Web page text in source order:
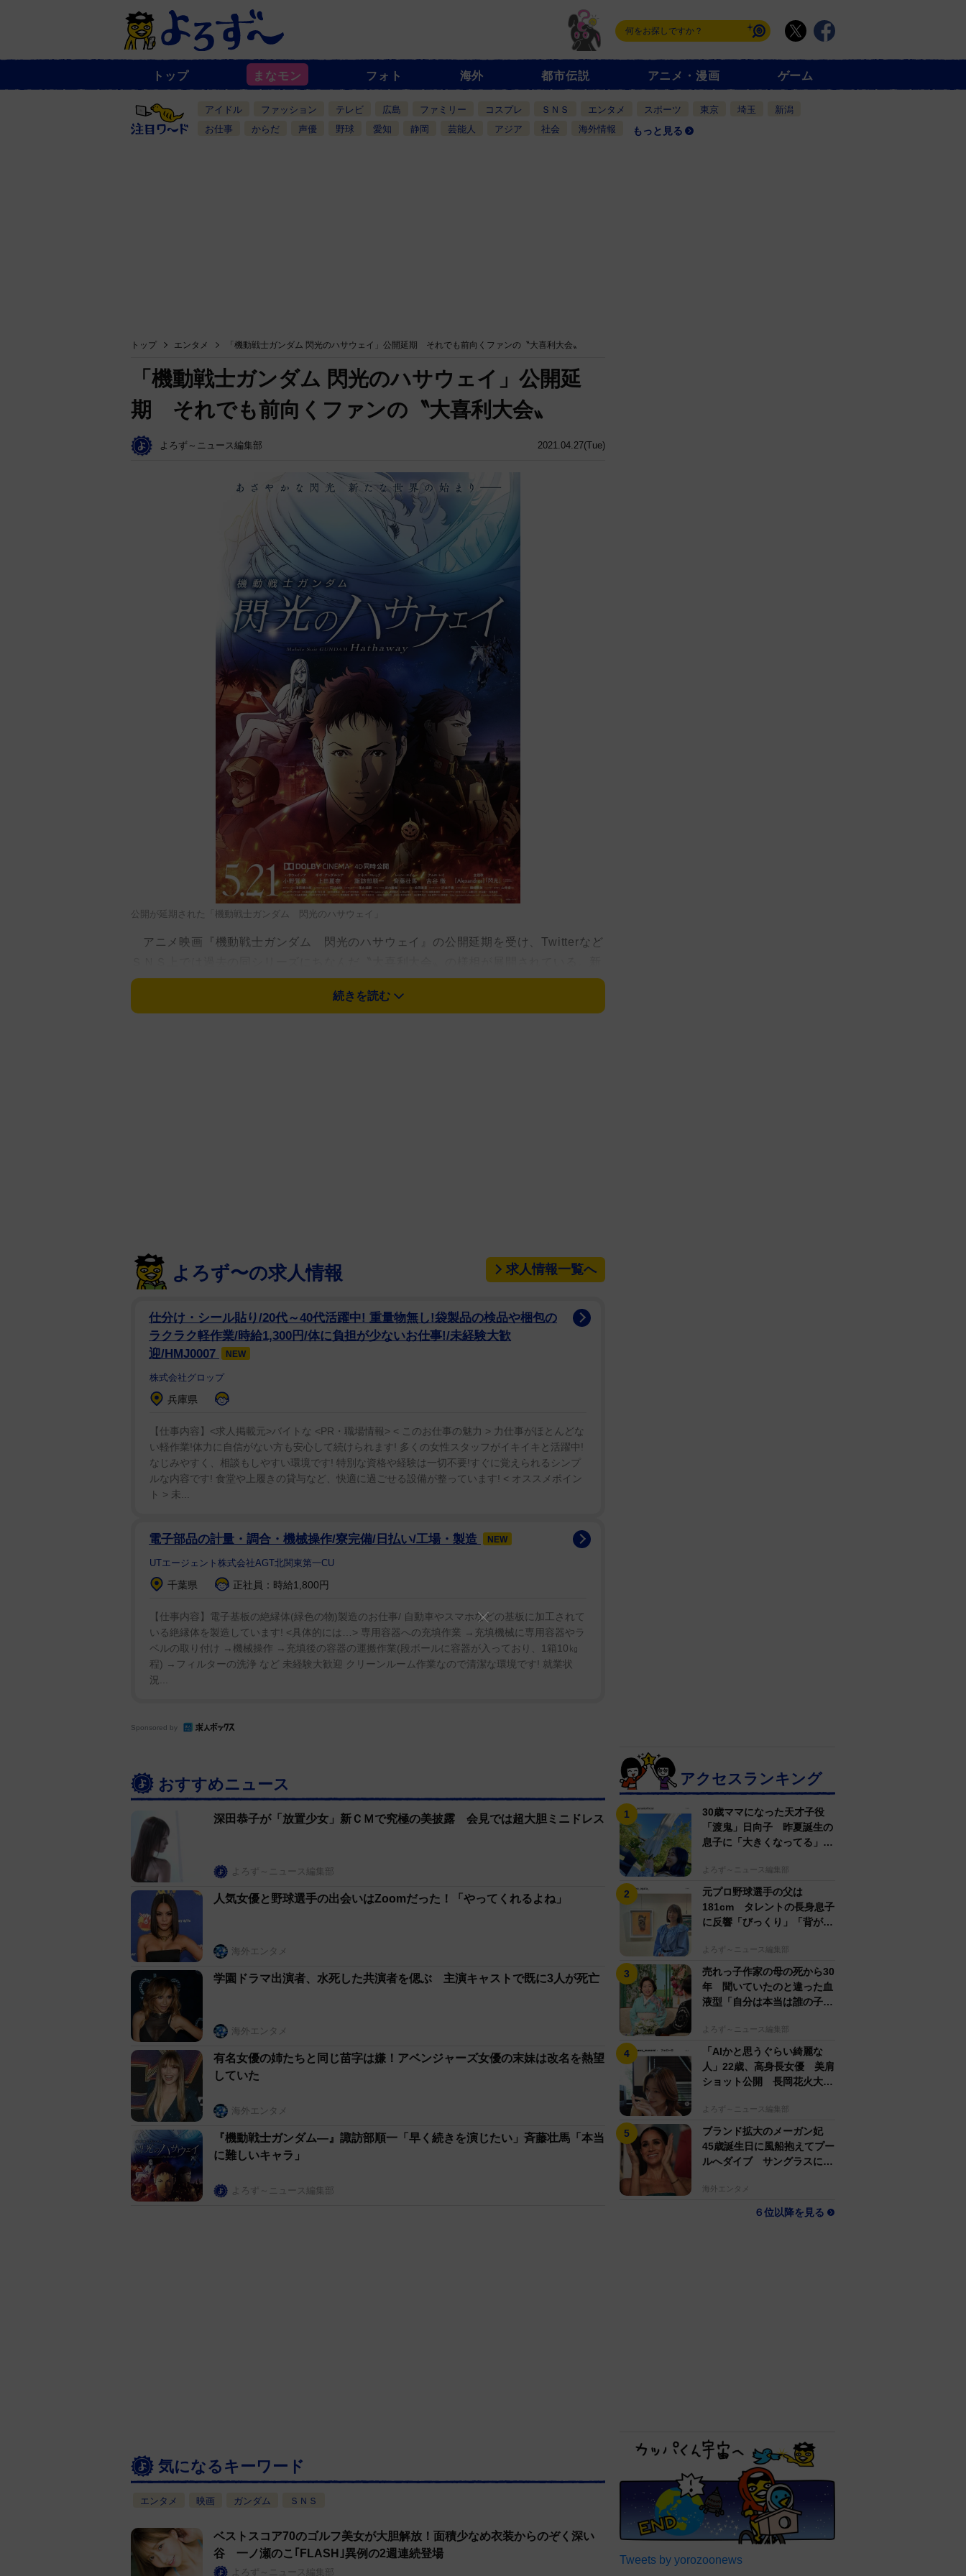
ュ
一
覧
トップ まなモン フォト 海外 都市伝説 アニメ・漫画 ゲーム
アイドル ファッション テレビ 広島 ファミリー コスプレ ＳＮＳ エンタメ スポーツ 東京 埼玉
新潟
お仕事
からだ 声優 野球 愛知 静岡 芸能人 アジア 社会 海外情報 もっと見る
トップ エンタメ 「機動戦士ガンダム 閃光のハサウェイ」公開延期 それでも前向くファンの〝大喜利大会〟
2021.04.27(Tue)
「機動戦士ガンダム 閃光のハサウェイ」公開延
期 それでも前向くファンの〝大喜利大会〟
よろず～ニュース編集部
公開が延期された「機動戦士ガンダム 閃光のハサウェイ」
アニメ映画『機動戦士ガンダム 閃光のハサウェイ』の公開延期を受け、Twitterなど
型コロナウイルス感染拡大のため２６日、劇場公開予定日が５月７日から５月２１日に
延期されたことを受けたもので、おなじみの名言やキャラクターが登場している。
ィ」が脚色なしで参加。アルフレッド・イズルハ（アル）がバーナード・ワイズマン
（バーニィ）の告白を受け、「嘘だー‼」と叫んだシーンで有名な第５話のサブタイト
『機動戦士ガンダム 逆襲のシャア』からはシャア・アズナブルとアムロ・レイが顔
を出す。２人が議論を交わすシーンなどから「地球がもたん時が来ているのだ!」「エゴ
だよ、それは」のセリフが様々な形で使用されている。
に公開予定だったが、コロナ禍を受けて延期に。昨年１１月に、今年５月７日の公開が
決定していたが再延期となった。
映画関係者だけではなくガンダムファンの無念さも相当なものだが、それでも懸命に
続きを読む
よろず〜の求人情報 求人情報一覧へ
仕分け・シール貼り/20代～40代活躍中! 重量物無し!袋製品の検品や梱包の
ラクラク軽作業/時給1,300円/体に負担が少ないお仕事!/未経験大歓
迎/HMJ0007
NEW
株式会社グロップ
兵庫県
【仕事内容】<求人掲載元>バイトな <PR・職場情報> < このお仕事の魅力 > 力仕事がほとんどな
い軽作業!体力に自信がない方も安心して続けられます! 多くの女性スタッフがイキイキと活躍中!
なじみやすく、相談もしやすい環境です! 特別な資格や経験は一切不要!すぐに覚えられるシンプ
ルな内容です! 食堂や上履きの貸与など、快適に過ごせる設備が整っています! < オススメポイン
ト > 未...
電子部品の計量・調合・機械操作/寮完備/日払い/工場・製造 NEW
UTエージェント株式会社AGT北関東第一CU
千葉県 正社員：時給1,800円
【仕事内容】電子基板の絶縁体(緑色の物)製造のお仕事/ 自動車やスマホなどの基板に加工されて
いる絶縁体を製造しています! <具体的には…> 専用容器への充填作業 →充填機械に専用容器やラ
ベルの取り付け →機械操作 →充填後の容器の運搬作業(段ボールに容器が入っており、1箱10㎏
程) →フィルターの洗浄 など 未経験大歓迎 クリーンルーム作業なので清潔な環境です! 就業状
況...
Sponsored by
おすすめニュース
深田恭子が「放置少女」新ＣＭで究極の美披露 会見では超大胆ミニドレス
よろず～ニュース編集部
人気女優と野球選手の出会いはZoomだった！「やってくれるよね」
海外エンタメ
学園ドラマ出演者、水死した共演者を偲ぶ 主演キャストで既に3人が死亡
海外エンタメ
有名女優の姉たちと同じ苗字は嫌！アベンジャーズ女優の末妹は改名を熱望
していた
海外エンタメ
『機動戦士ガンダム―』諏訪部順一「早く続きを演じたい」斉藤壮馬「本当
に難しいキャラ」
よろず～ニュース編集部
気になるキーワード
エンタメ 映画 ガンダム ＳＮＳ
ベストスコア70のゴルフ美女が大胆解放！面積少なめ衣装からのぞく深い
谷 一ノ瀬のこ｢FLASH｣異例の2週連続登場
よろず～ニュース編集部
アクセスランキング
30歳ママになった天才子役
「渡鬼」日向子 昨夏誕生の
息子に「大きくなってる」愛
よろず～ニュース編集部
元プロ野球選手の父は
181cm タレントの長身息子
に反響「びっくり」「背が高
よろず～ニュース編集部
売れっ子作家の母の死から30
年 聞いていたのと違った血
液型「自分は本当は誰の子
よろず～ニュース編集部
「AIかと思うぐらい綺麗な
人」22歳、高身長女優 美肩
ショット公開 長岡花火大会
よろず～ニュース編集部
ブランド拡大のメーガン妃
45歳誕生日に風船抱えてプー
ルへダイブ サングラスにポ
海外エンタメ
６位以降を見る
Tweets by yorozoonews